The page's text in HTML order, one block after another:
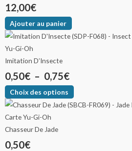
12,00€
Ajouter au panier
Imitation D’Insecte
0,50€ – 0,75€
Choix des options
Chasseur De Jade
0,50€